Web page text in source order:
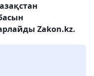
Zakon.kz.